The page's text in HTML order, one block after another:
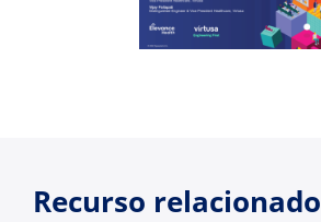
Recurso relacionado